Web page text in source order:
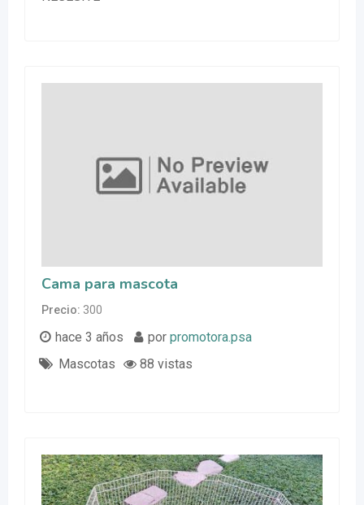
Cama para mascota
Precio 300
hace 3 años por promotora.psa
Mascotas
88 vistas